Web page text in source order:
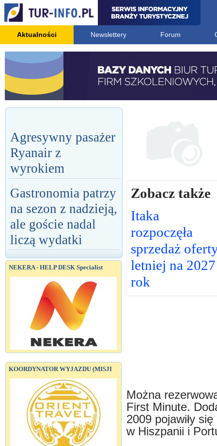
Aktualności Newslettery Forum
Agresywny pasażer
Ryanair z
wyrokiem
Gastronomia patrzy
na sezon z nadzieją,
ale goście nadal
liczą wydatki
NEKERA - HELP DESK Specialist
KOORDYNATOR WYJAZDU (MISJI
Zobacz także
Itaka
rozpoczęła
sprzedaż
letniej na 2027
rok
Można
First Minute.
2009 pojawiły
w Hiszpanii i